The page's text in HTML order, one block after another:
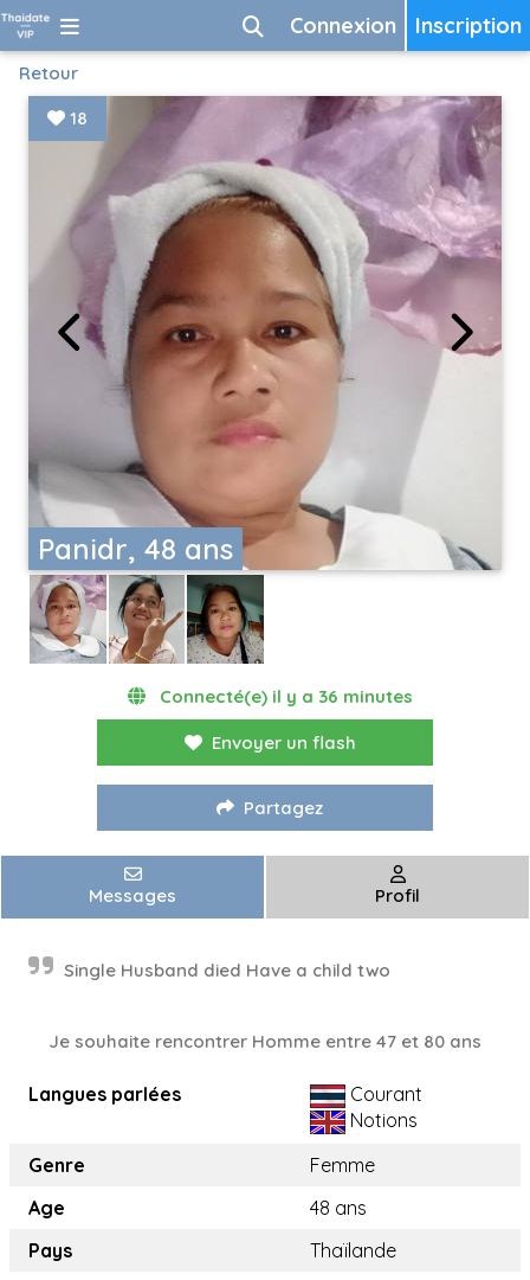
Inscription
Connexion
Retour
Panidr, 48 ans
18
Connecté(e) il y a 36 minutes
Envoyer un flash
Partagez
Messages Profil
Single Husband died Have a child two
Je souhaite rencontrer Homme entre 47 et 80 ans
Langues parlées
Courant
Notions
Genre
Femme
Age
48 ans
Pays
Thaïlande